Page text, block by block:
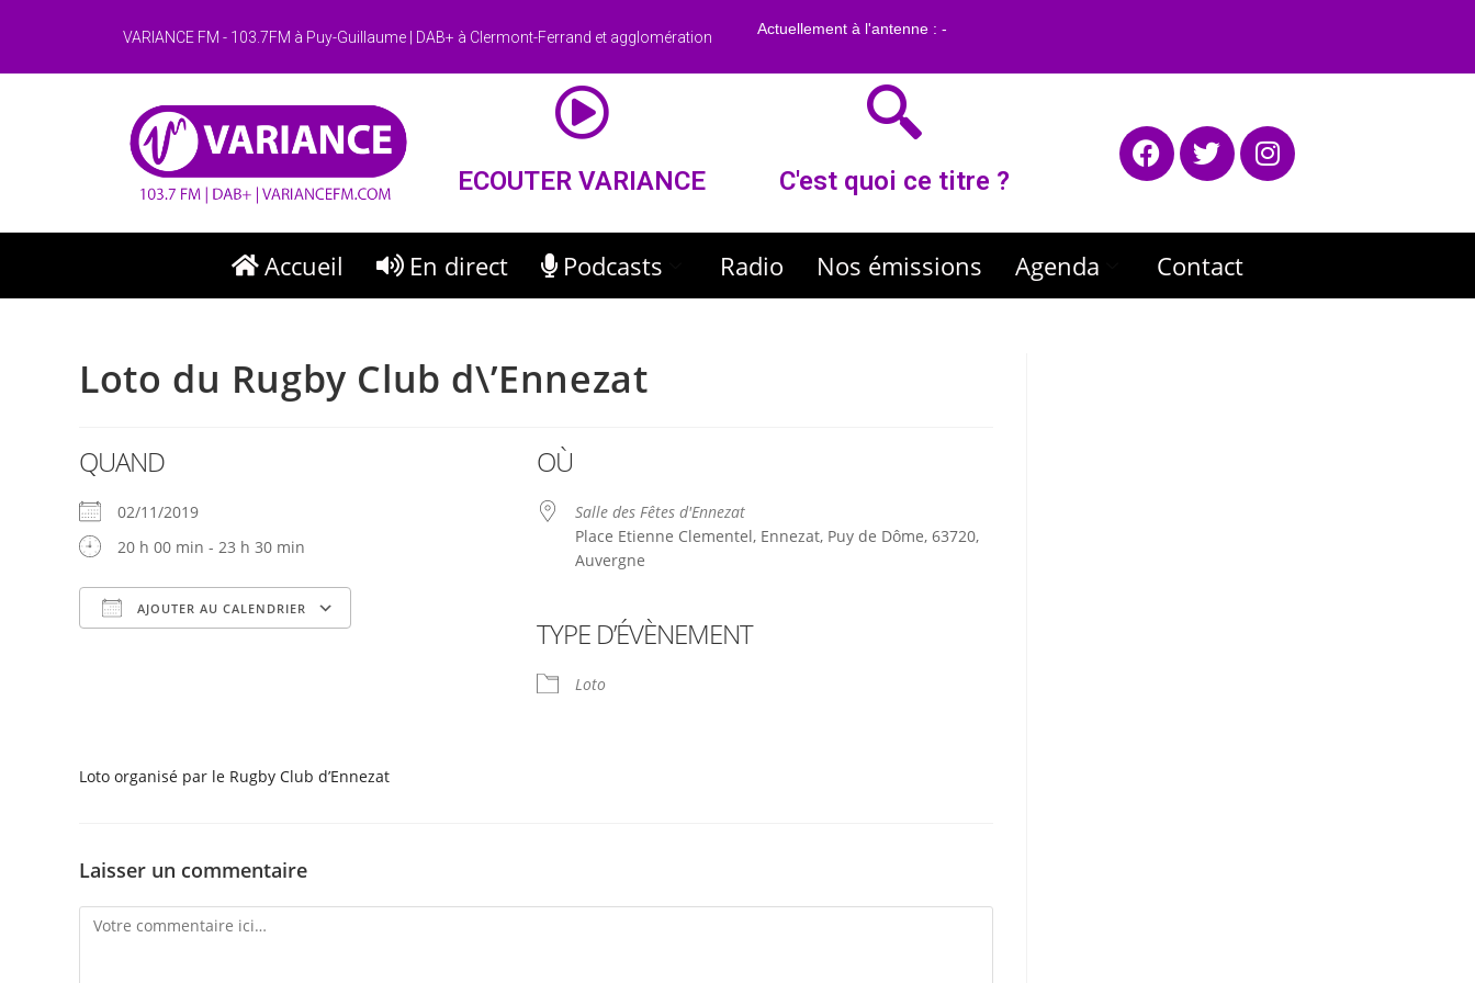
VARIANCE FM - 103.7FM à Puy-Guillaume | DAB+ à Clermont-Ferrand et agglomération
ECOUTER VARIANCE C'est quoi ce titre ?
Accueil En direct Podcasts Radio Nos émissions Agenda Contact
Loto du Rugby Club d\’Ennezat
QUAND
02/11/2019
20 h 00 min - 23 h 30 min
AJOUTER AU CALENDRIER
iCalendar
OÙ
Salle des Fêtes d'Ennezat
Place Etienne Clementel, Ennezat, Puy de Dôme, 63720,
Auvergne
TYPE D’ÉVÈNEMENT
Loto
Loto organisé par le Rugby Club d’Ennezat
Laisser un commentaire